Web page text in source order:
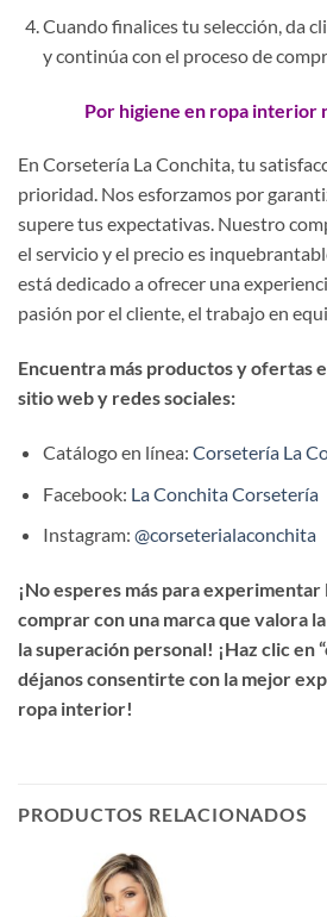
Cuando finalices tu selección, da
y continúa con el proceso de
Por higiene en ropa interior
En Corsetería La Conchita, tu
prioridad. Nos esforzamos por
supere tus expectativas. Nuestro
el servicio y el precio es
está dedicado a ofrecer una
pasión por el cliente, el trabajo en
Encuentra más productos y ofertas
sitio web y redes sociales:
Catálogo en línea: Corsetería La
Facebook: La Conchita Corsetería
Instagram: @corseterialaconchita
¡No esperes más para
comprar con una marca que valora
la superación personal! ¡Haz clic en
déjanos consentirte con la mejor
ropa interior!
PRODUCTOS RELACIONADOS